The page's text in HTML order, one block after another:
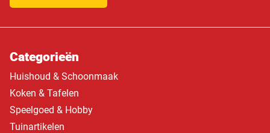
Categorieën
Huishoud & Schoonmaak
Koken & Tafelen
Speelgoed & Hobby
Tuinartikelen